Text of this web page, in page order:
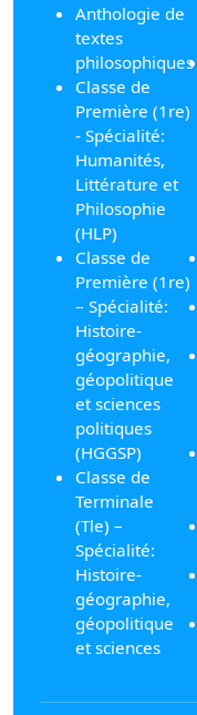
Anthologie de
textes
philosophiques
Classe de
Première (1re)
- Spécialité:
Humanités,
Littérature et
Philosophie
(HLP)
Classe de
Première (1re)
– Spécialité:
Histoire-
géographie,
géopolitique
et sciences
politiques
(HGGSP)
Classe de
Terminale
(Tle) –
Spécialité:
Histoire-
géographie,
géopolitique
et sciences